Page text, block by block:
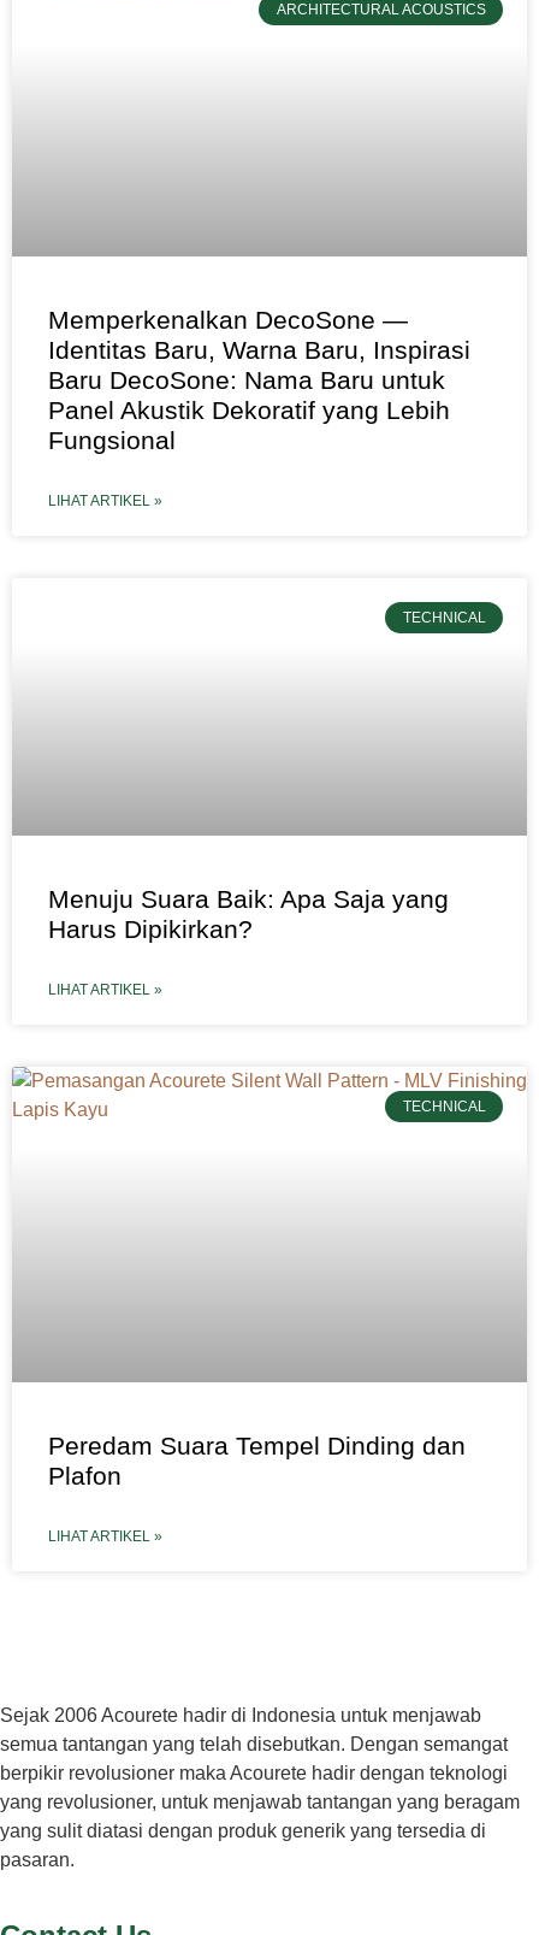
ARCHITECTURAL ACOUSTICS
Memperkenalkan DecoSone —
Identitas Baru, Warna Baru, Inspirasi
Baru DecoSone: Nama Baru untuk
Panel Akustik Dekoratif yang Lebih
Fungsional
LIHAT ARTIKEL »
TECHNICAL
Menuju Suara Baik: Apa Saja yang
Harus Dipikirkan?
LIHAT ARTIKEL »
TECHNICAL
Peredam Suara Tempel Dinding dan
Plafon
LIHAT ARTIKEL »
Sejak 2006 Acourete hadir di Indonesia untuk menjawab
semua tantangan yang telah disebutkan. Dengan semangat
berpikir revolusioner maka Acourete hadir dengan teknologi
yang revolusioner, untuk menjawab tantangan yang beragam
yang sulit diatasi dengan produk generik yang tersedia di
pasaran.